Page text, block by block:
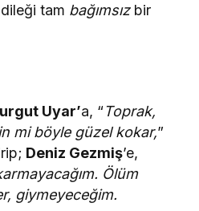
dileği tam bağımsızbir
Uyar’a, “Toprak,
mi böyle güzel kokar,”
Deniz Gezmiş’e,
Ölüm
giymeyeceğim.